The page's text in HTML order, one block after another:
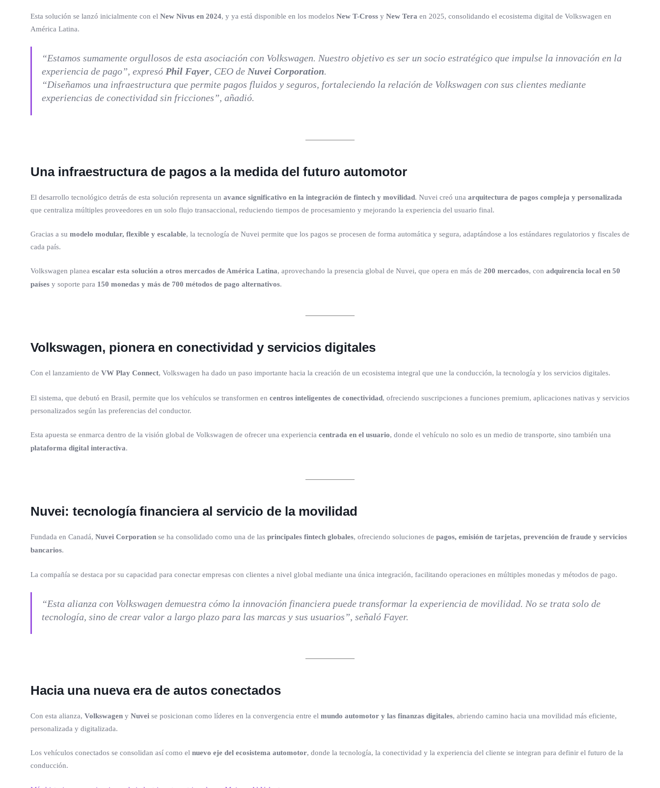
Esta solución se lanzó inicialmente con el New Nivus en 2024, y ya está disponible en los modelos New T-Cross y New Tera en 2025, consolidando el ecosistema digital de Volkswagen en
América Latina.
“Estamos sumamente orgullosos de esta asociación con Volkswagen. Nuestro objetivo es ser un socio estratégico que impulse la innovación en la
experiencia de pago”, expresó Phil Fayer, CEO de Nuvei Corporation.
“Diseñamos una infraestructura que permite pagos fluidos y seguros, fortaleciendo la relación de Volkswagen con sus clientes mediante
experiencias de conectividad sin fricciones”, añadió.
Una infraestructura de pagos a la medida del futuro automotor
El desarrollo tecnológico detrás de esta solución representa un avance significativo en la integración de fintech y movilidad. Nuvei creó una arquitectura de pagos compleja y personalizada
que centraliza múltiples proveedores en un solo flujo transaccional, reduciendo tiempos de procesamiento y mejorando la experiencia del usuario final.
Gracias a su modelo modular, flexible y escalable, la tecnología de Nuvei permite que los pagos se procesen de forma automática y segura, adaptándose a los estándares regulatorios y fiscales de
cada país.
Volkswagen planea escalar esta solución a otros mercados de América Latina, aprovechando la presencia global de Nuvei, que opera en más de 200 mercados, con adquirencia local en 50
países y soporte para 150 monedas y más de 700 métodos de pago alternativos.
Volkswagen, pionera en conectividad y servicios digitales
Con el lanzamiento de VW Play Connect, Volkswagen ha dado un paso importante hacia la creación de un ecosistema integral que une la conducción, la tecnología y los servicios digitales.
El sistema, que debutó en Brasil, permite que los vehículos se transformen en centros inteligentes de conectividad, ofreciendo suscripciones a funciones premium, aplicaciones nativas y servicios
personalizados según las preferencias del conductor.
Esta apuesta se enmarca dentro de la visión global de Volkswagen de ofrecer una experiencia centrada en el usuario, donde el vehículo no solo es un medio de transporte, sino también una
plataforma digital interactiva.
Nuvei: tecnología financiera al servicio de la movilidad
Fundada en Canadá, Nuvei Corporation se ha consolidado como una de las principales fintech globales, ofreciendo soluciones de pagos, emisión de tarjetas, prevención de fraude y servicios
bancarios.
La compañía se destaca por su capacidad para conectar empresas con clientes a nivel global mediante una única integración, facilitando operaciones en múltiples monedas y métodos de pago.
“Esta alianza con Volkswagen demuestra cómo la innovación financiera puede transformar la experiencia de movilidad. No se trata solo de
tecnología, sino de crear valor a largo plazo para las marcas y sus usuarios”, señaló Fayer.
Hacia una nueva era de autos conectados
Con esta alianza, Volkswagen y Nuvei se posicionan como líderes en la convergencia entre el mundo automotor y las finanzas digitales, abriendo camino hacia una movilidad más eficiente,
personalizada y digitalizada.
Los vehículos conectados se consolidan así como el nuevo eje del ecosistema automotor, donde la tecnología, la conectividad y la experiencia del cliente se integran para definir el futuro de la
conducción.